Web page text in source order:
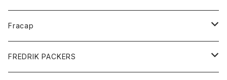
ニット
Fracap
グッズ
FREDRIK PACKERS